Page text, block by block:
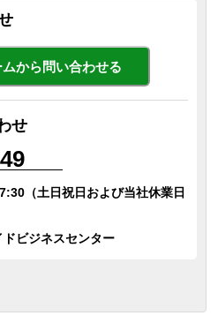
ムから問い合わせる
せ
（土日祝日および当社休業日
ドビジネスセンター